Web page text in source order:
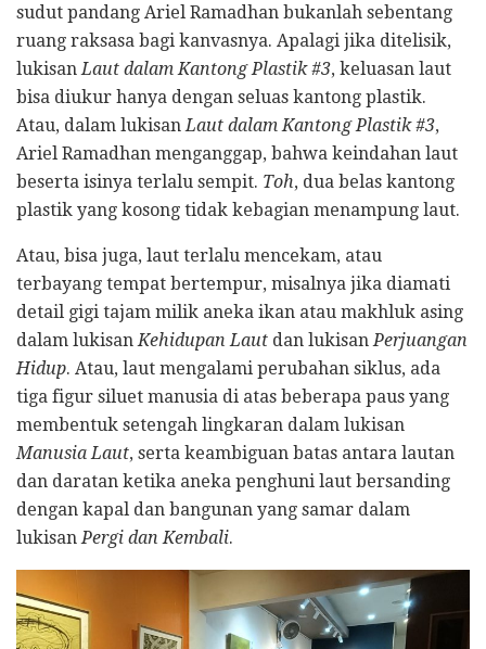
sudut pandang Ariel Ramadhan bukanlah sebentang
ruang raksasa bagi kanvasnya. Apalagi jika ditelisik,
lukisan Laut dalam Kantong Plastik #3, keluasan laut
bisa diukur hanya dengan seluas kantong plastik.
Atau, dalam lukisan Laut dalam Kantong Plastik #3,
Ariel Ramadhan menganggap, bahwa keindahan laut
beserta isinya terlalu sempit. Toh, dua belas kantong
plastik yang kosong tidak kebagian menampung laut.
Atau, bisa juga, laut terlalu mencekam, atau
terbayang tempat bertempur, misalnya jika diamati
detail gigi tajam milik aneka ikan atau makhluk asing
dalam lukisan Kehidupan Laut dan lukisan Perjuangan
Hidup. Atau, laut mengalami perubahan siklus, ada
tiga figur siluet manusia di atas beberapa paus yang
membentuk setengah lingkaran dalam lukisan
Manusia Laut, serta keambiguan batas antara lautan
dan daratan ketika aneka penghuni laut bersanding
dengan kapal dan bangunan yang samar dalam
lukisan Pergi dan Kembali.